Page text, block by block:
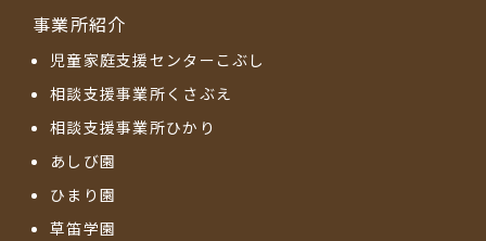
事業所紹介
児童家庭支援センターこぶし
相談支援事業所くさぶえ
相談支援事業所ひかり
あしび園
ひまり園
草笛学園